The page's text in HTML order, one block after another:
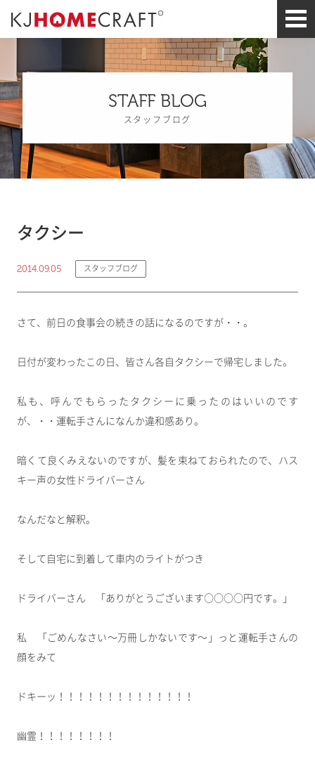
STAFF BLOG
スタッフブログ
タクシー
2014.09.05 スタッフブログ
さて、前日の食事会の続きの話になるのですが・・。
日付が変わったこの日、皆さん各自タクシーで帰宅しました。
私も、呼んでもらったタクシーに乗ったのはいいのです
が、・・運転手さんになんか違和感あり。
暗くて良くみえないのですが、髪を束ねておられたので、ハス
キー声の女性ドライバーさん
なんだなと解釈。
そして自宅に到着して車内のライトがつき
ドライバーさん 「ありがとうございます○○○○円です。」
私 「ごめんなさい～万冊しかないです～」っと運転手さんの
顔をみて
ドキーッ！！！！！！！！！！！！！！
幽霊！！！！！！！！